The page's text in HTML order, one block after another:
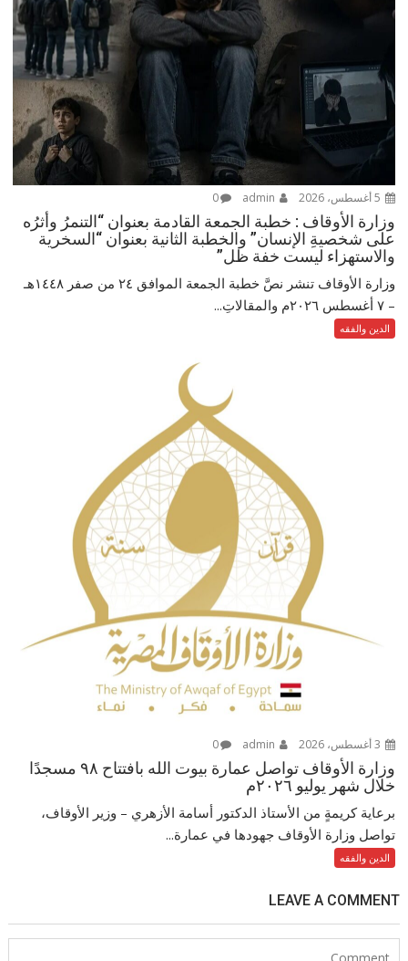
0
وزارة الأوقاف : خطبة الجمعة القادمة بعنوان “التنمرُ وأثرُه
على شخصيةِ الإنسان” والخطبة الثانية بعنوان “السخرية
والاستهزاء ليست خفة ظل”
وزارة الأوقاف تنشر نصَّ خطبة الجمعة الموافق ٢٤ من صفر ١٤٤٨هـ
– ‏٧ أغسطس ٢٠٢٦م والمقالاتِ...
الدين والفقه
0
وزارة الأوقاف تواصل عمارة بيوت الله بافتتاح ٩٨ مسجدًا
خلال شهر يوليو ٢٠٢٦م
برعاية كريمةٍ من الأستاذ الدكتور أسامة الأزهري – وزير الأوقاف،
تواصل وزارة الأوقاف جهودها في عمارة...
الدين والفقه
LEAVE A COMMENT